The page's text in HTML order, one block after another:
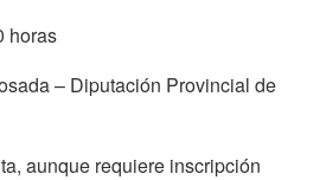
horas
– Diputación Provincial de
aunque requiere inscripción